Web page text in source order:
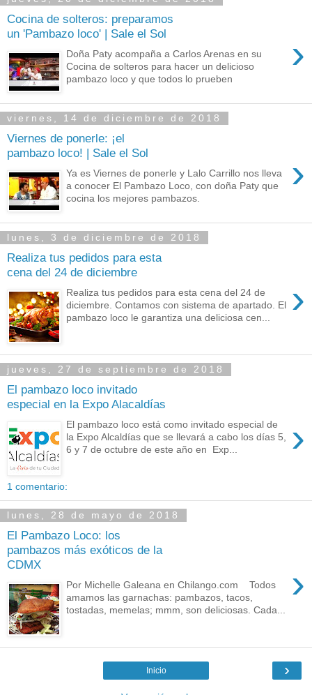
Cocina de solteros: preparamos
un 'Pambazo loco' | Sale el Sol
›
Doña Paty acompaña a Carlos Arenas en su
Cocina de solteros para hacer un delicioso
pambazo loco y que todos lo prueben
viernes, 14 de diciembre de 2018
Viernes de ponerle: ¡el
pambazo loco! | Sale el Sol
›
Ya es Viernes de ponerle y Lalo Carrillo nos lleva
a conocer El Pambazo Loco, con doña Paty que
cocina los mejores pambazos.
lunes, 3 de diciembre de 2018
Realiza tus pedidos para esta
cena del 24 de diciembre
›
Realiza tus pedidos para esta cena del 24 de
diciembre. Contamos con sistema de apartado. El
pambazo loco le garantiza una deliciosa cen...
jueves, 27 de septiembre de 2018
El pambazo loco invitado
especial en la Expo Alacaldías
›
El pambazo loco está como invitado especial de
la Expo Alcaldías que se llevará a cabo los días 5,
6 y 7 de octubre de este año en Exp...
1 comentario:
lunes, 28 de mayo de 2018
El Pambazo Loco: los
pambazos más exóticos de la
CDMX
›
Por Michelle Galeana en Chilango.com Todos
amamos las garnachas: pambazos, tacos,
tostadas, memelas; mmm, son deliciosas. Cada...
›
Inicio